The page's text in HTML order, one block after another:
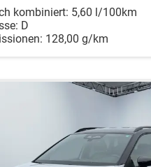
kombiniert: 5,60 l/100km
D
128,00 g/km